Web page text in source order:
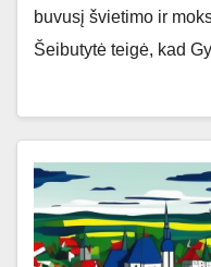
buvusį švietimo ir
Šeibutytė teigė, kad